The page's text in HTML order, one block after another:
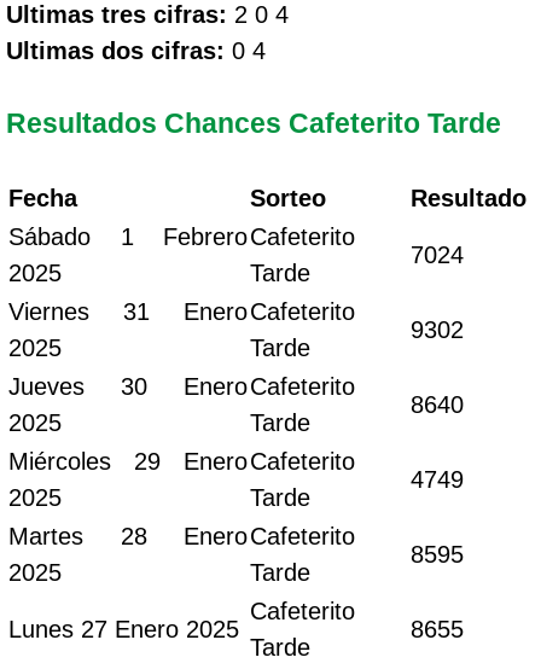
Ultimas tres cifras: 2 0 4
Ultimas dos cifras: 0 4
Resultados Chances Cafeterito Tarde
Fecha Sorteo
Resultado
Sábado 1 Febrero
2025
Cafeterito
Tarde
7024
Viernes 31 Enero
2025
Cafeterito
Tarde
9302
Jueves 30 Enero
2025
Cafeterito
Tarde
8640
Miércoles 29 Enero
2025
Cafeterito
Tarde
4749
Martes 28 Enero
2025
Cafeterito
Tarde
8595
Lunes 27 Enero 2025
Cafeterito
Tarde
8655